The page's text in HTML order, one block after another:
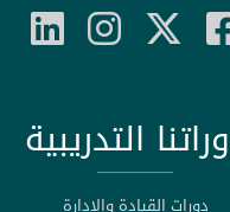
التدريبية
دورات القيادة والإدارة